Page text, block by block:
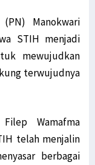
Manokwari
STIH menjadi
mewujudkan
terwujudnya
Wamafma
telah menjalin
berbagai